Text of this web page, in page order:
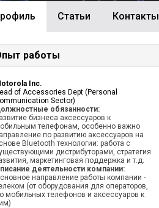
Cтатьи Контакты
работы
Inc.
of Accessories Dept (Personal
Sector)
обязанности:
бизнеса аксессуаров к
телефонам, особенно важно
по развитию аксессуаров на
Bluetooth технологии: работа с
дистрибуторами, стратегия
маркетинговая поддержка и т.д.
деятельности компании:
направление работы компании -
(от оборудования для операторов,
мобильных телефонов и аксессуаров к